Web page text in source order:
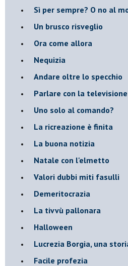
​Sì per sempre? O no al
Un brusco risveglio
Ora come allora
Nequizia
Andare oltre lo specchio
Parlare con la televisione
Uno solo al comando?
La ricreazione è finita
La buona notizia
Natale con l'elmetto
Valori dubbi miti fasulli
Demeritocrazia
La tivvù pallonara
Halloween
​Lucrezia Borgia, una
Facile profezia